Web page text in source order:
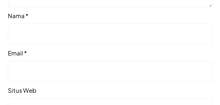
Nama *
Email *
Situs Web